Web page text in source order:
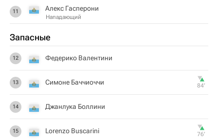
11 Алекс Гасперони
Нападающий
Запасные
12 Федерико Валентини
13 Симоне Баччиоччи 84‎’‎
14 Джанлука Боллини
15 Lorenzo Buscarini 76‎’‎